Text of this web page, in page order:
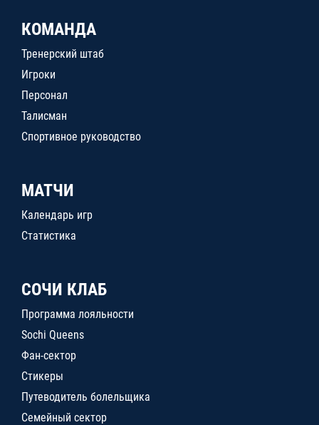
КОМАНДА
Тренерский штаб
Игроки
Персонал
Талисман
Спортивное руководство
МАТЧИ
Календарь игр
Статистика
СОЧИ КЛАБ
Программа лояльности
Sochi Queens
Фан-сектор
Стикеры
Путеводитель болельщика
Семейный сектор